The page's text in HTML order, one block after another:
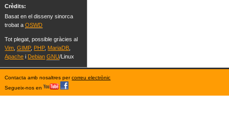
Crèdits:
Basat en el disseny sinorca
trobat aOSWD
Tot plegat, possible gràcies al
Vim ,GIMP, PHP, MariaDB
Apache i Debian GNU/Linux
Contacta amb nosaltres percorreu electrònic
Segueix-nos en